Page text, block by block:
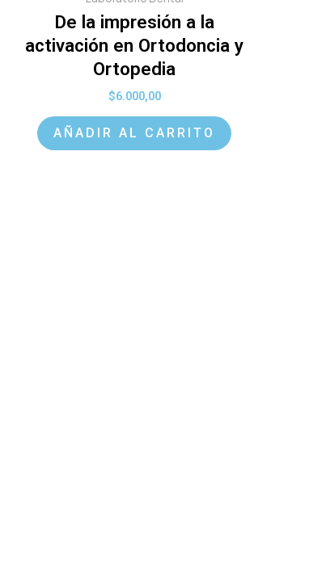
De la impresión a la
activación en Ortodoncia y
Ortopedia
$6.000,00
AÑADIR AL CARRITO